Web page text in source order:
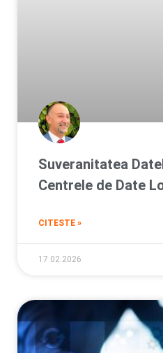
Suveranitatea
Centrele de Date
Romania
CITESTE »
17.02.2026